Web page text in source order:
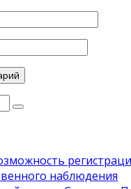
наблюдения